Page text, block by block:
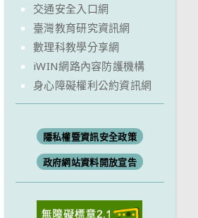
交通安全入口網
臺灣教育研究資訊網
數理科教學分享網
iWIN網路內容防護機構
身心障礙權利公約資訊網
隱私權暨資訊安全政策
政府網站資料開放宣告